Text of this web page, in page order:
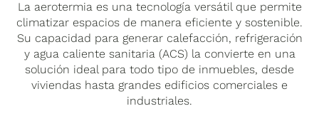
periódicas del circuito y limpieza de filtros ,
garantizando un funcionamiento óptimo
durante más de 20 años.
La aerotermia es una tecnología versátil que permite
climatizar espacios de manera eficiente y sostenible.
Su capacidad para generar calefacción, refrigeración
y agua caliente sanitaria (ACS) la convierte en una
solución ideal para todo tipo de inmuebles, desde
viviendas hasta grandes edificios comerciales e
industriales.